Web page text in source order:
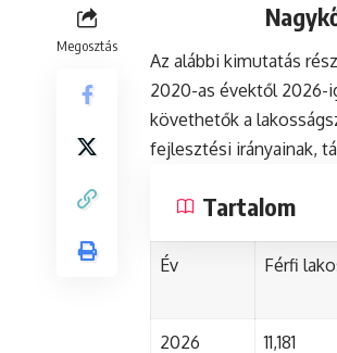
Megosztás
Az alábbi kimutatás
2020-as évektől 2026-
követhetők a
fejlesztési irányainak,
Tartalom
Év Férfi
2026 11,181